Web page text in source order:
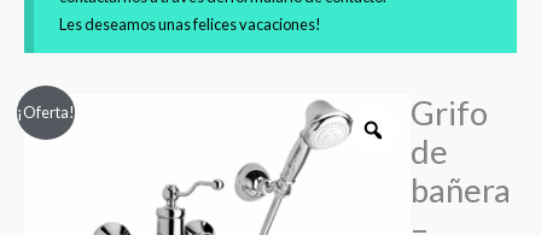
Les deseamos unas felices vacaciones!
¡Oferta!
Grifo
de
bañera
precios:
Grifo
de